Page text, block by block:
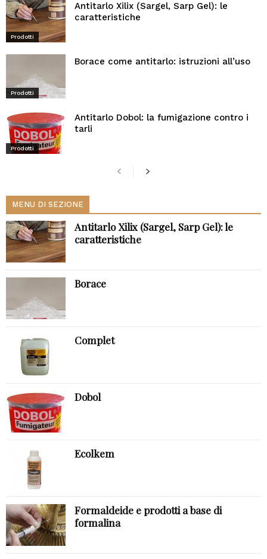
Prodotti
Antitarlo Xilix (Sargel, Sarp Gel): le
caratteristiche
Prodotti
Borace come antitarlo: istruzioni all’uso
Prodotti
Antitarlo Dobol: la fumigazione contro i
tarli
MENU DI SEZIONE
Antitarlo Xilix (Sargel, Sarp Gel): le
caratteristiche
Borace
Complet
Dobol
Ecolkem
Formaldeide e prodotti a base di
formalina